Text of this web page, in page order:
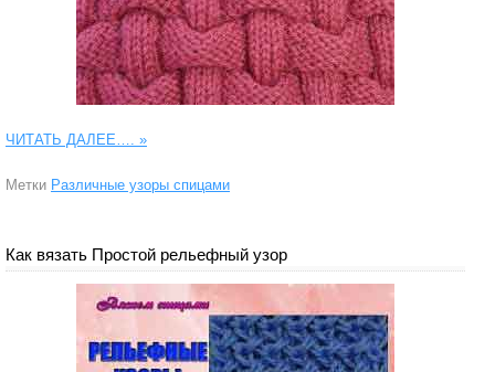
ЧИТАТЬ ДАЛЕЕ…. »
Метки Различные узоры спицами
Как вязать Простой рельефный узор